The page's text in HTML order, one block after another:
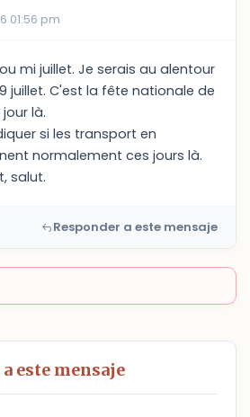
01:56 pm
mi juillet. Je serais au alentour
juillet. C'est la fête nationale de
là.
si les transport en
normalement ces jours là.
salut.
Responder a este mensaje
este mensaje